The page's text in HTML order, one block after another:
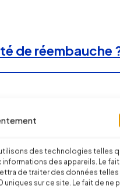
des technologies telles
des appareils. Le fait
de traiter des données telles
sur ce site. Le fait de ne
de réembauche